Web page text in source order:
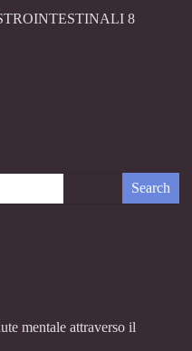
8
mentale attraverso il